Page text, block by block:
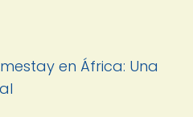
en África: Una